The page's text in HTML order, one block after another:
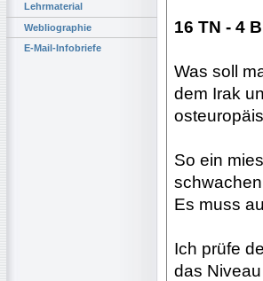
Lehrmaterial
Webliographie
E-Mail-Infobriefe
16 TN - 4
Was soll
dem Irak
So ein
Es muss
Ich prüfe
das